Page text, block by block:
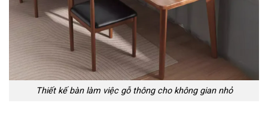
Thiết kế bàn làm việc gỗ thông cho không gian nhỏ